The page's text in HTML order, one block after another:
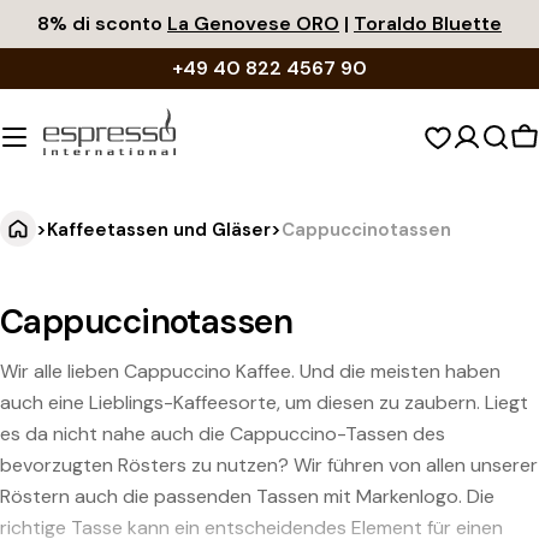
Inhalt
8% di sconto La Genovese ORO | Toraldo Bluette
+49 40 822 4567 90
>Kaffeetassen und Gläser>Cappuccinotassen
Cappuccinotassen
Wir alle lieben Cappuccino Kaffee. Und die meisten haben
auch eine Lieblings-Kaffeesorte, um diesen zu zaubern. Liegt
es da nicht nahe auch die Cappuccino-Tassen des
bevorzugten Rösters zu nutzen? Wir führen von allen unserer
Röstern auch die passenden Tassen mit Markenlogo. Die
richtige Tasse kann ein entscheidendes Element für einen